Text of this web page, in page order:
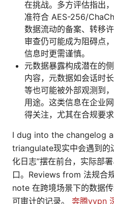
在挑战。多方评估指出
准符合 AES-256/
数据流动的备案、转移
审查仍可能成为阻碍点
信息时更需谨慎。
元数据暴露构成潜在的
内容，元数据如会话时
等也可能被外部观测到
用途。这类信息在企业
得关注，尤其在合规要求
I dug into the changelog
triangulate现实中会遇到的
化日志”摆在前台，实际部
口。Reviews from 法规合
note 在跨境场景下的数据
可审计的记录。 奔腾vvpn